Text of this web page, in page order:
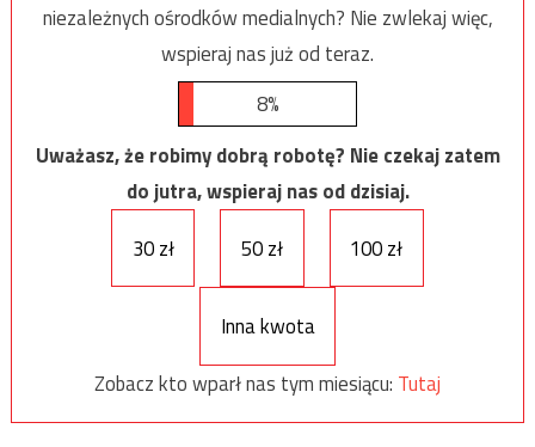
niezależnych ośrodków medialnych? Nie zwlekaj więc,
wspieraj nas już od teraz.
8%
Uważasz, że robimy dobrą robotę? Nie czekaj zatem
do jutra, wspieraj nas od dzisiaj.
30 zł
50 zł 100 zł
Inna kwota
Zobacz kto wparł nas tym miesiącu: Tutaj